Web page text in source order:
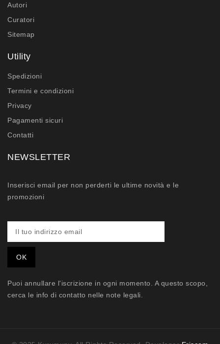
Autori
Curatori
Sitemap
Utility
Spedizioni
Termini e condizioni
Privacy
Pagamenti sicuri
Contatti
NEWSLETTER
Inserisci email per non perderti le ultime novità e le
promozioni
Puoi annullare l'iscrizione in ogni momento. A questo scopo,
cerca le info di contatto nelle note legali.